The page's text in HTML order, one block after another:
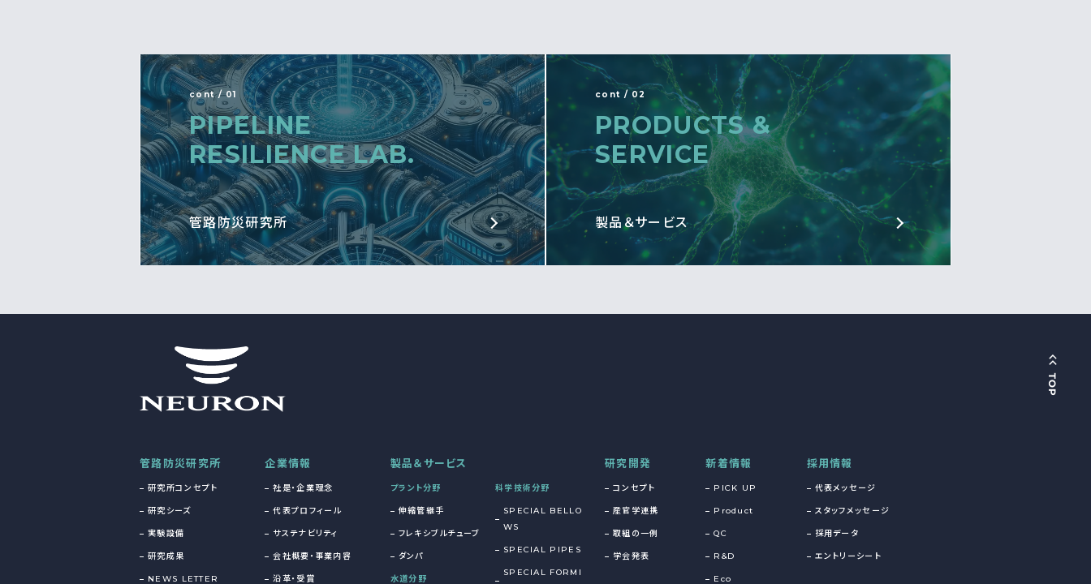
cont / 01
PIPELINE
RESILIENCE LAB.
管路防災研究所
cont / 02
PRODUCTS &
SERVICE
製品＆サービス
管路防災研究所
研究所コンセプト
研究シーズ
実験設備
研究成果
NEWS LETTER
企業情報
社是・企業理念
代表プロフィール
サステナビリティ
会社概要・事業内容
沿革・受賞
製品＆サービス
プラント分野
伸縮管継手
フレキシブルチューブ
ダンパ
水道分野
科学技術分野
SPECIAL BELLO
WS
SPECIAL PIPES
SPECIAL FORMI
研究開発
コンセプト
産官学連携
取組の一例
学会発表
新着情報
PICK UP
Product
QC
R&D
Eco
採用情報
代表メッセージ
スタッフメッセージ
採用データ
エントリーシート